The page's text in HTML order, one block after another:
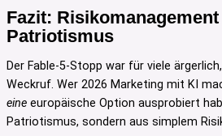
Fazit:
Patriotismus
Der Fable-5-Stopp war für viele
Weckruf. Wer 2026 Marketing mit KI
eine europäische Option ausprobiert
Patriotismus, sondern aus simplem